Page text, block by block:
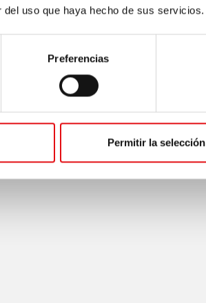
del uso que haya hecho de sus servicios.
Preferencias
Permitir la selección
del Niño Jesús
Teresa del Niño Jesús